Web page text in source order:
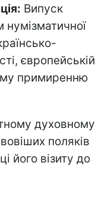
Випуск
європейській
примиренню
духовному
поляків
його візиту до